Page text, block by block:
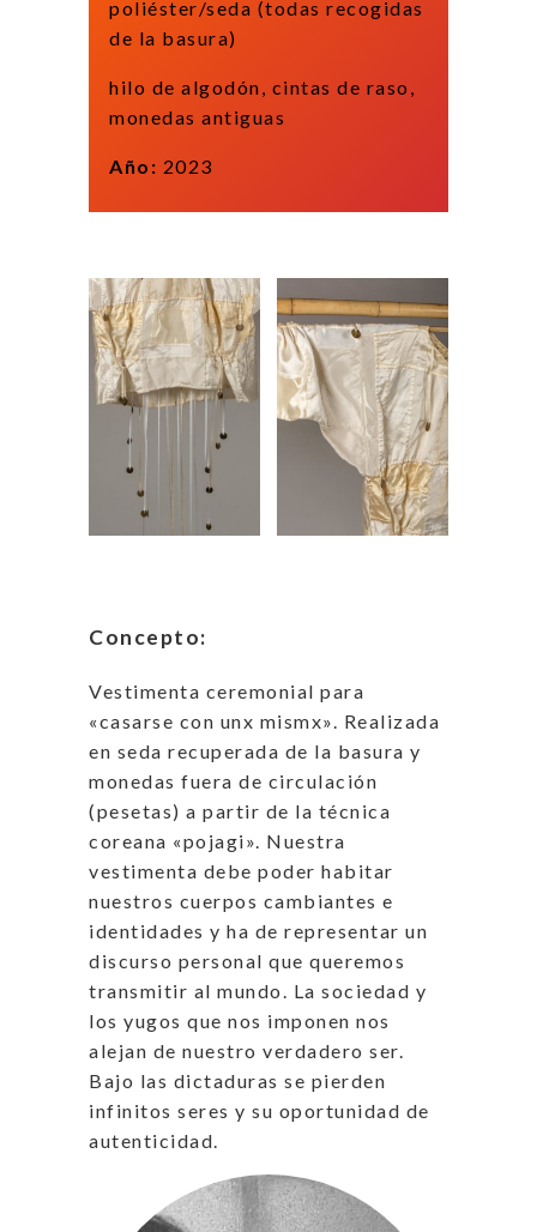
poliéster/seda (todas recogidas
de la basura)
hilo de algodón, cintas de raso,
monedas antiguas
Año: 2023
Concepto:
Vestimenta ceremonial para
«casarse con unx mismx». Realizada
en seda recuperada de la basura y
monedas fuera de circulación
(pesetas) a partir de la técnica
coreana «pojagi». Nuestra
vestimenta debe poder habitar
nuestros cuerpos cambiantes e
identidades y ha de representar un
discurso personal que queremos
transmitir al mundo. La sociedad y
los yugos que nos imponen nos
alejan de nuestro verdadero ser.
Bajo las dictaduras se pierden
infinitos seres y su oportunidad de
autenticidad.